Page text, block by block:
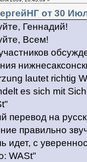
от 30
Геннадий!
Всем!
lautet richtig
es sich mit
перевод на
правильно
идет, с
WASt"